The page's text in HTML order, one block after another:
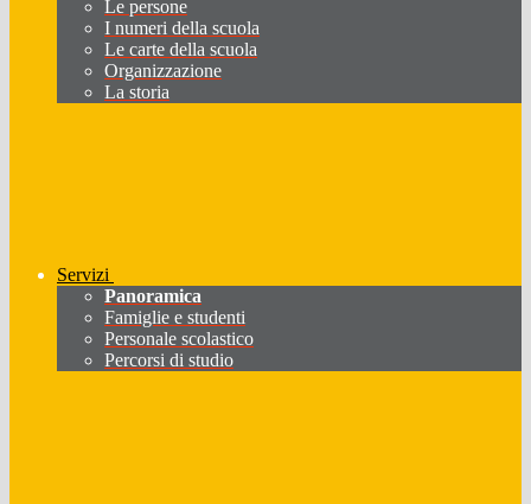
Le persone
I numeri della scuola
Le carte della scuola
Organizzazione
La storia
Servizi
Panoramica
Famiglie e studenti
Personale scolastico
Percorsi di studio